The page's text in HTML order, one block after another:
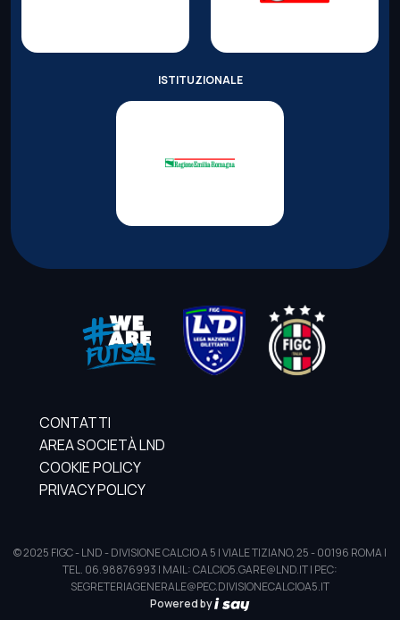
ISTITUZIONALE
CONTATTI
AREA SOCIETÀ LND
COOKIE POLICY
PRIVACY POLICY
© 2025 FIGC - LND - DIVISIONE CALCIO A 5 | VIALE TIZIANO, 25 - 00196 ROMA |
TEL. 06.98876993 | MAIL: CALCIO5.GARE@LND.IT | PEC:
SEGRETERIAGENERALE@PEC.DIVISIONECALCIOA5.IT
Powered by